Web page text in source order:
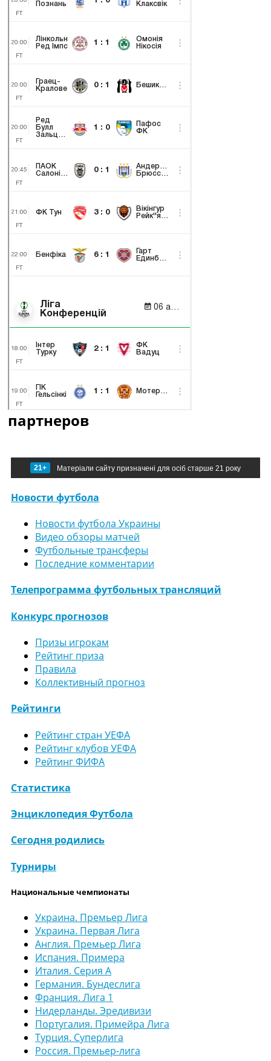
партнеров
21+ Матеріали сайту призначені для осіб старше 21 року
Новости футбола
Новости футбола Украины
Видео обзоры матчей
Футбольные трансферы
Последние комментарии
Телепрограмма футбольных трансляций
Конкурс прогнозов
Призы игрокам
Рейтинг приза
Правила
Коллективный прогноз
Рейтинги
Рейтинг стран УЕФА
Рейтинг клубов УЕФА
Рейтинг ФИФА
Статистика
Энциклопедия Футбола
Сегодня родились
Турниры
Национальные чемпионаты
Украина. Премьер Лига
Украина. Первая Лига
Англия. Премьер Лига
Испания. Примера
Италия. Серия А
Германия. Бундеслига
Франция. Лига 1
Нидерланды. Эредивизи
Португалия. Примейра Лига
Турция. Суперлига
Россия. Премьер-лига